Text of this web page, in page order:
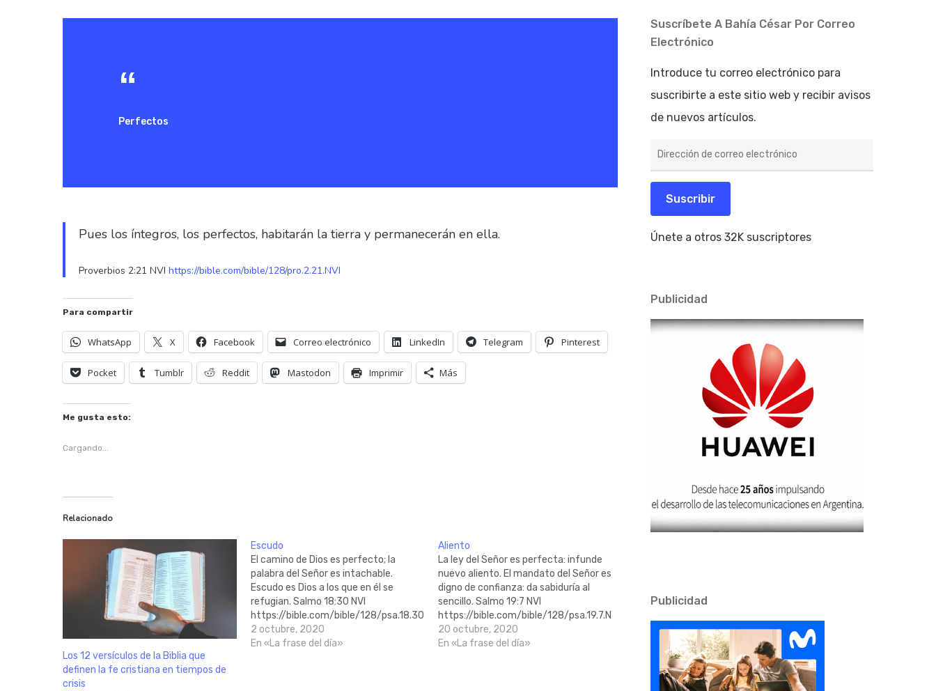
Hit enter to search or ESC to close
Perfectos
Pues los íntegros, los perfectos, habitarán la tierra y permanecerán en ella.
Proverbios 2:21 NVIhttps://bible.com/bible/128/pro.2.21.NVI
Para compartir
WhatsApp X Facebook Correo electrónico LinkedIn Telegram Pinterest
Pocket Tumblr Reddit Mastodon Imprimir Más
Me gusta esto:
Cargando...
Relacionado
Los 12 versículos de la Biblia que
definen la fe cristiana en tiempos de
crisis
Escudo
El camino de Dios es perfecto; la
palabra del Señor es intachable.
Escudo es Dios a los que en él se
refugian. Salmo 18:30 NVI
https://bible.com/bible/128/psa.18.30.NVI
2 octubre, 2020
En «La frase del día»
Aliento
La ley del Señor es perfecta: infunde
nuevo aliento. El mandato del Señor es
digno de confianza: da sabiduría al
sencillo. Salmo 19:7 NVI
https://bible.com/bible/128/psa.19.7.NVI
20 octubre, 2020
En «La frase del día»
Suscríbete A Bahía César Por Correo
Electrónico
Introduce tu correo electrónico para
suscribirte a este sitio web y recibir avisos
de nuevos artículos.
de
electrónico
Suscribir
Únete a otros 32K suscriptores
Publicidad
Publicidad